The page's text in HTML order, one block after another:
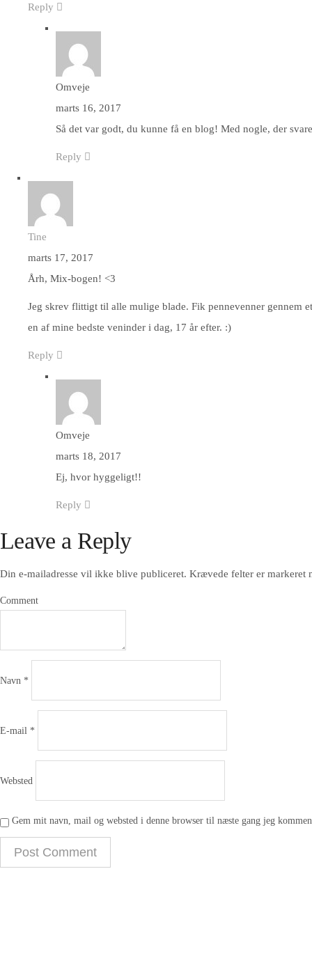
Reply
Omveje
marts 16, 2017
Så det var godt, du kunne få en blog! Med nogle, der
Reply
Tine
marts 17, 2017
Årh, Mix-bogen! <3
Jeg skrev flittigt til alle mulige blade. Fik pennevenner gennem
en af mine bedste veninder i dag, 17 år efter. :)
Reply
Omveje
marts 18, 2017
Ej, hvor hyggeligt!!
Reply
Leave a Reply
Din e-mailadresse vil ikke blive publiceret. Krævede felter er markeret
Comment
Navn *
E-mail *
Websted
Gem mit navn, mail og websted i denne browser til næste gang jeg